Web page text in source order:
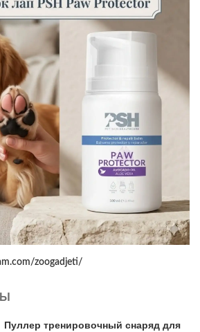
zoogadjeti/
Пуллер тренировочный снаряд для